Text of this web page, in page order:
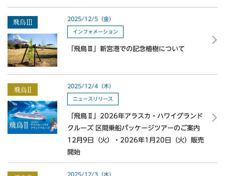
2025/12/5（金）
インフォメーション
「飛鳥Ⅲ」新宮港での記念植樹について
2025/12/4（木）
ニュースリリース
「飛鳥Ⅱ」2026年アラスカ・ハワイグランド
クルーズ 区間乗船パッケージツアーのご案内
12月9日（火）・2026年1月20日（火）販売
開始
2025/12/3（水）